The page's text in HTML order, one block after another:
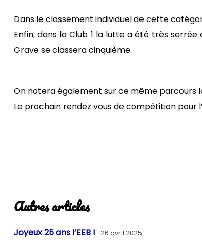
Dans le classement individuel de cette
Enfin, dans la Club 1 la lutte a été très
Grave se classera cinquième.
On notera également sur ce même parcours
Le prochain rendez vous de compétition pour
Autres articles
Joyeux 25 ans l’EEB ! 26 avril 2025